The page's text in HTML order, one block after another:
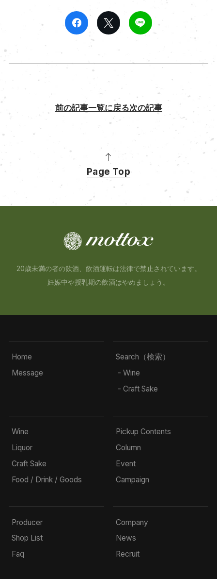
前の記事一覧に戻る次の記事
Page Top
20歳未満の者の飲酒、飲酒運転は法律で禁止されています。
妊娠中や授乳期の飲酒はやめましょう。
Home
Message
Search（検索）
- Wine
- Craft Sake
Wine
Liquor
Craft Sake
Food / Drink / Goods
Pickup Contents
Column
Event
Campaign
Producer
Shop List
Faq
Company
News
Recruit